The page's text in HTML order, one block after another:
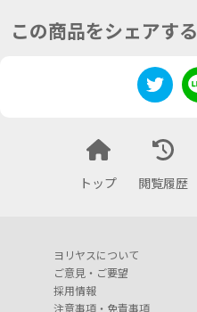
この商品をシェアする
トップ 閲覧履歴
ヨリヤスについて
ご意見・ご要望
採用情報
注意事項・免責事項